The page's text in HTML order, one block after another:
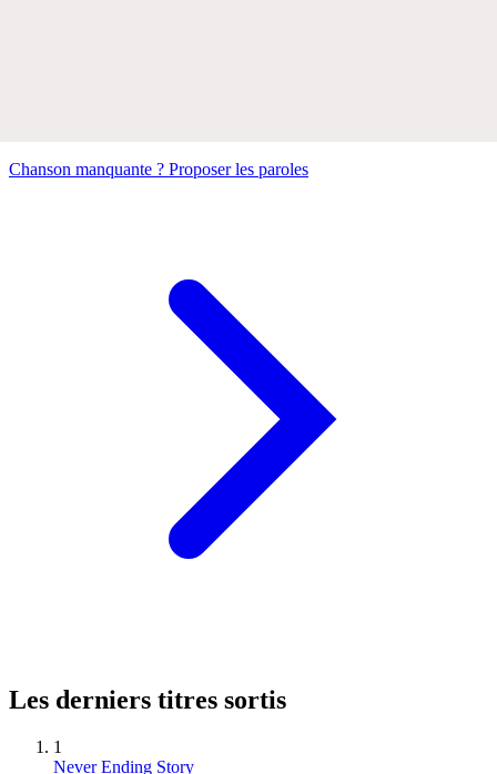
Chanson manquante ? Proposer les paroles
Les derniers titres sortis
1
Never Ending Story